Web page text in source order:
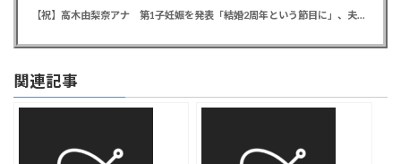
【祝】高木由梨奈アナ 第1子妊娠を発表「結婚2周年という節目に」、夫は岸田タツヤ
関連記事